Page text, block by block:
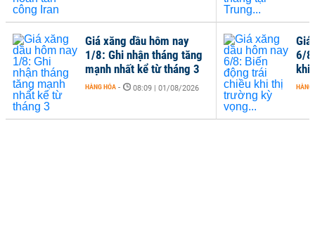
Giá
6/
khi
HÀNG
Giá xăng dầu hôm nay
1/8: Ghi nhận tháng tăng
mạnh nhất kể từ tháng 3
HÀNG HÓA - 08:09 | 01/08/2026